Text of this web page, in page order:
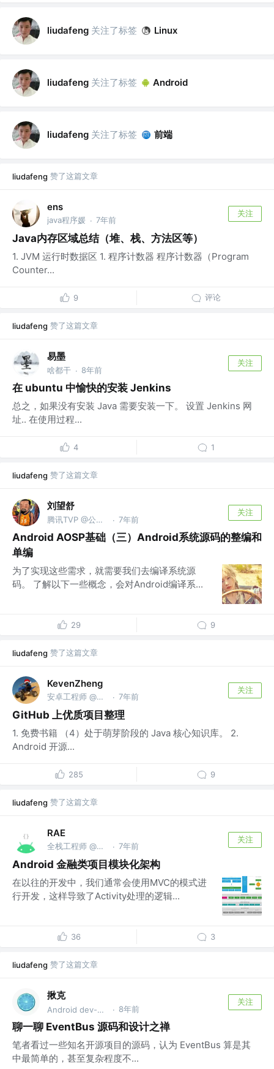
liudafeng 关注了标签 Linux
liudafeng 关注了标签 Android
liudafeng 关注了标签 前端
liudafeng 赞了这篇文章
ens
java程序媛 · 7年前
关注
Java内存区域总结（堆、栈、方法区等）
1. JVM 运行时数据区 1. 程序计数器 程序计数器（Program
Counter...
9 评论
liudafeng 赞了这篇文章
易墨
啥都干 · 8年前
关注
在 ubuntu 中愉快的安装 Jenkins
总之，如果没有安装 Java 需要安装一下。 设置 Jenkins 网
址.. 在使用过程...
4 1
liudafeng 赞了这篇文章
刘望舒
腾讯TVP @公号「刘望舒」 · 7年前
关注
Android AOSP基础（三）Android系统源码的整编和
单编
为了实现这些需求，就需要我们去编译系统源
码。 了解以下一些概念，会对Android编译系...
29 9
liudafeng 赞了这篇文章
KevenZheng
安卓工程师 @China · 7年前
关注
GitHub 上优质项目整理
1. 免费书籍 （4）处于萌芽阶段的 Java 核心知识库。 2.
Android 开源...
285 9
liudafeng 赞了这篇文章
RAE
全栈工程师 @Android领域 · 7年前
关注
Android 金融类项目模块化架构
在以往的开发中，我们通常会使用MVC的模式进
行开发，这样导致了Activity处理的逻辑...
36 3
liudafeng 赞了这篇文章
揪克
Android dev-er @bytedance · 8年前
关注
聊一聊 EventBus 源码和设计之禅
笔者看过一些知名开源项目的源码，认为 EventBus 算是其
中最简单的，甚至复杂程度不...